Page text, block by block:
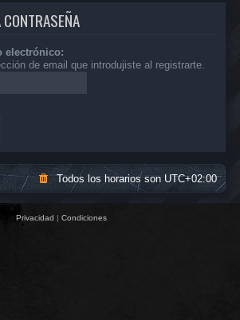
electrónico:
de email que introdujiste al registrarte.
Todos los horarios sonUTC+02:00
Privacidad | Condiciones